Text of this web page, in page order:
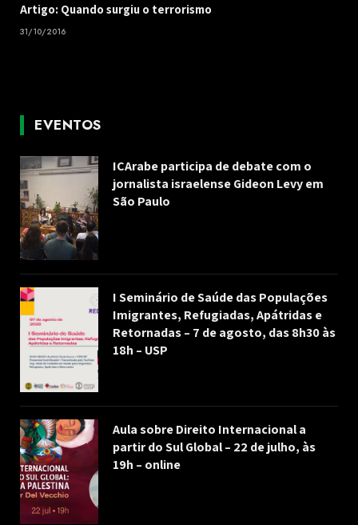
Artigo: Quando surgiu o terrorismo
31/10/2016
EVENTOS
ICArabe participa de debate com o
jornalista israelense Gideon Levy em
São Paulo
I Seminário de Saúde das Populações
Imigrantes, Refugiadas, Apátridas e
Retornadas – 7 de agosto, das 8h30 às
18h – USP
Aula sobre Direito Internacional a
partir do Sul Global – 22 de julho, às
19h – online